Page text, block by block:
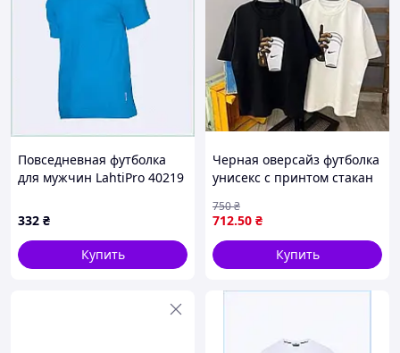
Повседневная футболка
для мужчин LahtiPro 40219
332 ₴
Купить
Черная оверсайз футболка
унисекс с принтом стакан
модель OZItime3102
712.50 ₴
750₴
Купить